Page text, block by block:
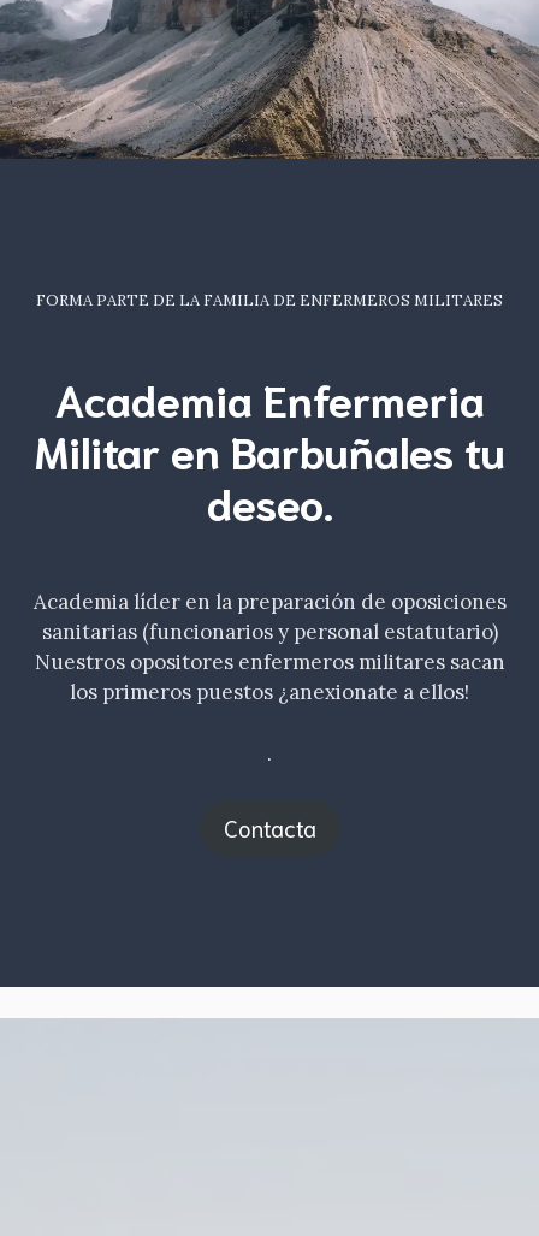
FORMA PARTE DE LA FAMILIA DE ENFERMEROS MILITARES
Academia Enfermeria
Militar en Barbuñales tu
deseo.
Academia líder en la preparación de oposiciones
sanitarias (funcionarios y personal estatutario)
Nuestros opositores enfermeros militares sacan
los primeros puestos ¿anexionate a ellos!
.
Contacta